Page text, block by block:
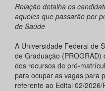
Relação detalha os
aqueles que passarão por
de Saúde
A Universidade Federal de
de Graduação
dos recursos de pré-
para ocupar as vagas para
referente ao Edital 02/2026/